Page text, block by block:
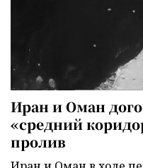
Иран и Оман
«средний
пролив